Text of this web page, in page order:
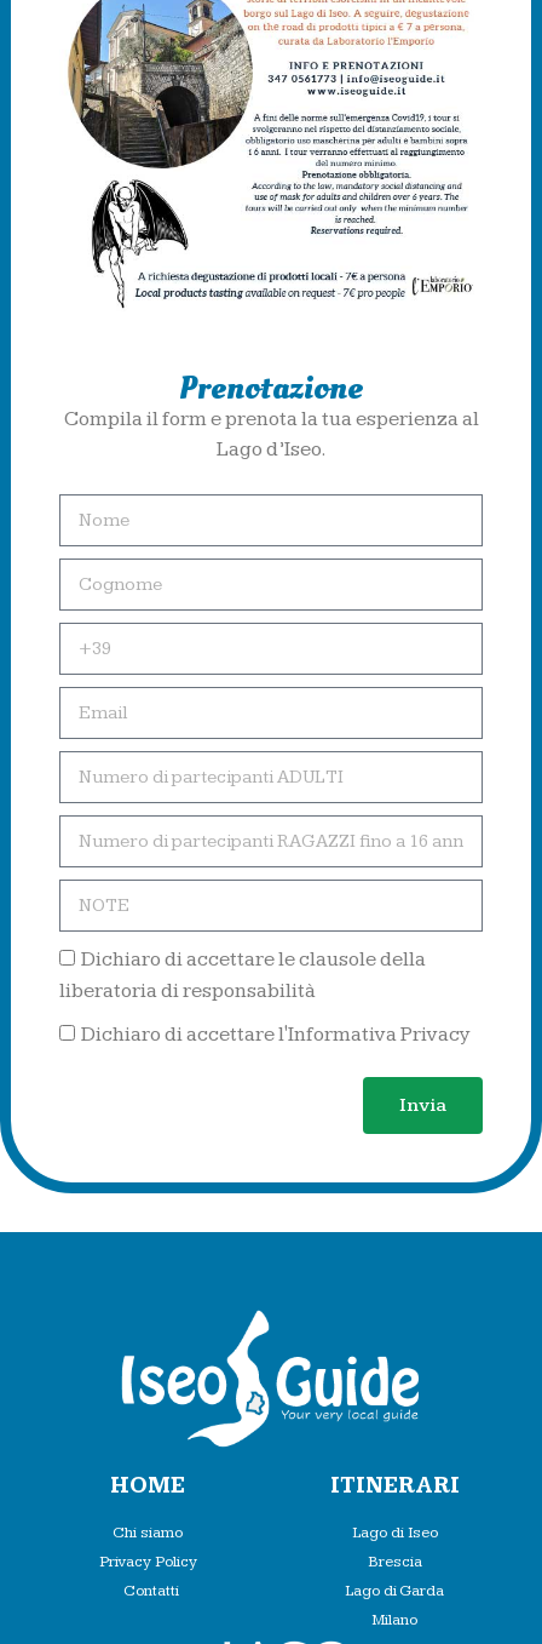
Prenotazione
Compila il form e prenota la tua esperienza al
Lago d’Iseo.
Dichiaro di accettare le clausole della
liberatoria di responsabilità
Dichiaro di accettare l'Informativa Privacy
Invia
HOME
Chi siamo
Privacy Policy
Contatti
ITINERARI
Lago di Iseo
Brescia
Lago di Garda
Milano